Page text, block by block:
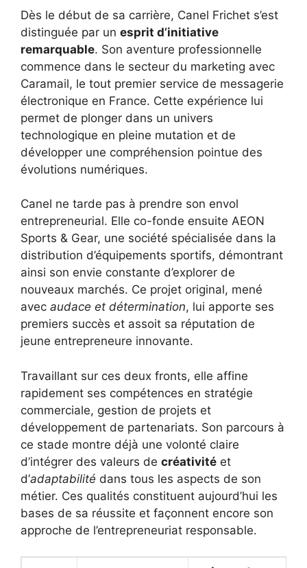
Dès le début de sa carrière, Canel Frichet s’est
distinguée par un esprit d’initiative
remarquable. Son aventure professionnelle
commence dans le secteur du marketing avec
Caramail, le tout premier service de messagerie
électronique en France. Cette expérience lui
permet de plonger dans un univers
technologique en pleine mutation et de
développer une compréhension pointue des
évolutions numériques.
Canel ne tarde pas à prendre son envol
entrepreneurial. Elle co-fonde ensuite AEON
Sports & Gear, une société spécialisée dans la
distribution d’équipements sportifs, démontrant
ainsi son envie constante d’explorer de
nouveaux marchés. Ce projet original, mené
avec audace et détermination, lui apporte ses
premiers succès et assoit sa réputation de
jeune entrepreneure innovante.
Travaillant sur ces deux fronts, elle affine
rapidement ses compétences en stratégie
commerciale, gestion de projets et
développement de partenariats. Son parcours à
ce stade montre déjà une volonté claire
d’intégrer des valeurs de créativité et
d’adaptabilité dans tous les aspects de son
métier. Ces qualités constituent aujourd’hui les
bases de sa réussite et façonnent encore son
approche de l’entrepreneuriat responsable.